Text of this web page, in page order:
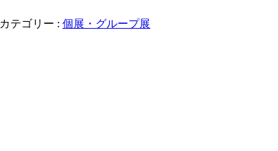
カテゴリー : 個展・グループ展